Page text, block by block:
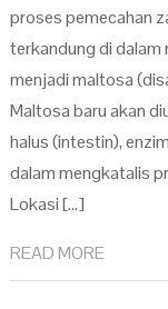
proses pemecahan
terkandung di dalam
menjadi maltosa
Maltosa baru akan
halus (intestin),
dalam mengkatalis
Lokasi […]
READ MORE